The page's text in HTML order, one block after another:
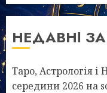
НЕДАВНІ
Таро, Астрологія
середини 2026 на